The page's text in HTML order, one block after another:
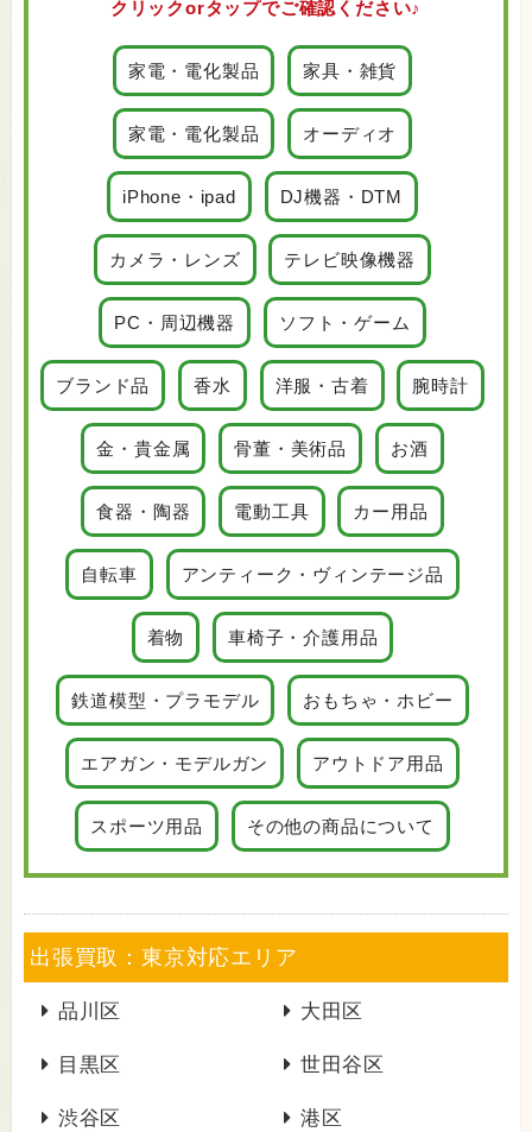
クリックorタップでご確認ください♪
家電・電化製品 家具・雑貨
家電・電化製品 オーディオ
iPhone・ipad DJ機器・DTM
カメラ・レンズ テレビ映像機器
PC・周辺機器 ソフト・ゲーム
ブランド品 香水 洋服・古着 腕時計
金・貴金属 骨董・美術品 お酒
食器・陶器 電動工具 カー用品
自転車 アンティーク・ヴィンテージ品
着物 車椅子・介護用品
鉄道模型・プラモデル おもちゃ・ホビー
エアガン・モデルガン アウトドア用品
スポーツ用品 その他の商品について
出張買取：東京対応エリア
品川区 大田区
目黒区 世田谷区
渋谷区 港区